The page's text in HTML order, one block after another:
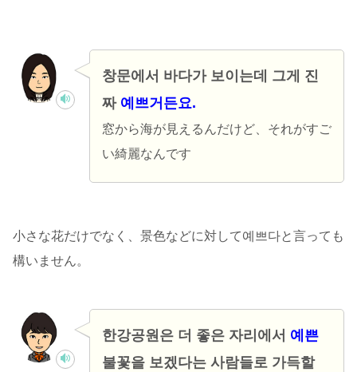
창문에서 바다가 보이는데 그게 진
짜 예쁘거든요.
窓から海が見えるんだけど、それがすご
い綺麗なんです
小さな花だけでなく、景色などに対して예쁘다と言っても
構いません。
한강공원은 더 좋은 자리에서 예쁜
불꽃을 보겠다는 사람들로 가득할